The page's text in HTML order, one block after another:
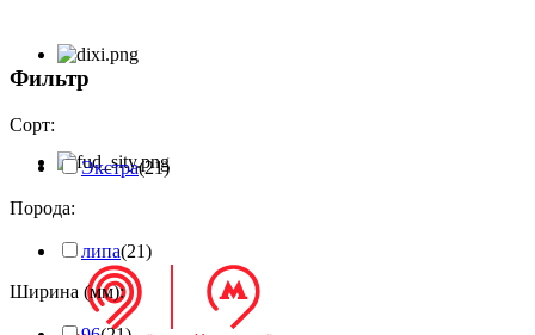
Фильтр
Сорт:
Экстра(21)
Порода:
липа(21)
Ширина (мм):